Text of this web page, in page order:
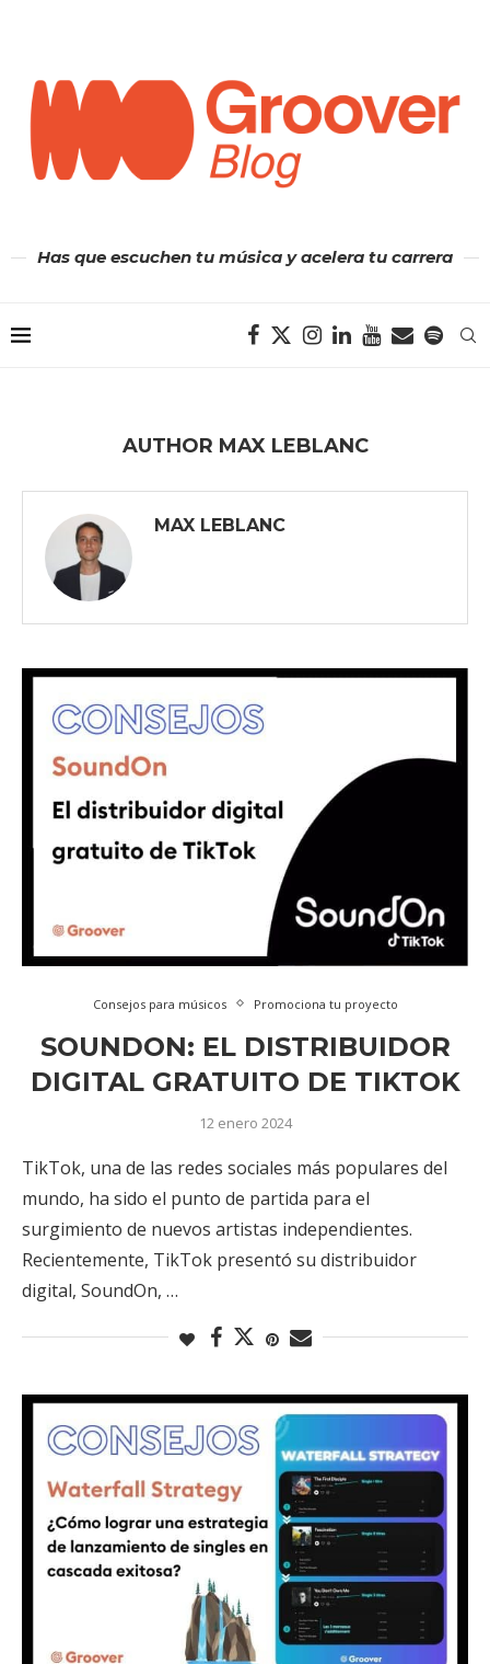
Has que escuchen tu música y acelera tu carrera
AUTHOR MAX LEBLANC
MAX LEBLANC
Consejos para músicos Promociona tu proyecto
SOUNDON: EL DISTRIBUIDOR
DIGITAL GRATUITO DE TIKTOK
12 enero 2024
TikTok, una de las redes sociales más populares del
mundo, ha sido el punto de partida para el
surgimiento de nuevos artistas independientes.
Recientemente, TikTok presentó su distribuidor
digital, SoundOn, …